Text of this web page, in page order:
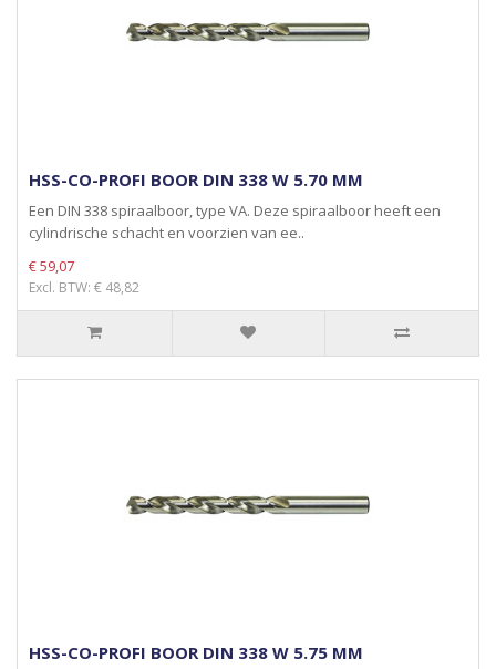
HSS-CO-PROFI BOOR DIN 338 W 5.70 MM
Een DIN 338 spiraalboor, type VA. Deze spiraalboor heeft een
cylindrische schacht en voorzien van ee..
€ 59,07
Excl. BTW: € 48,82
HSS-CO-PROFI BOOR DIN 338 W 5.75 MM